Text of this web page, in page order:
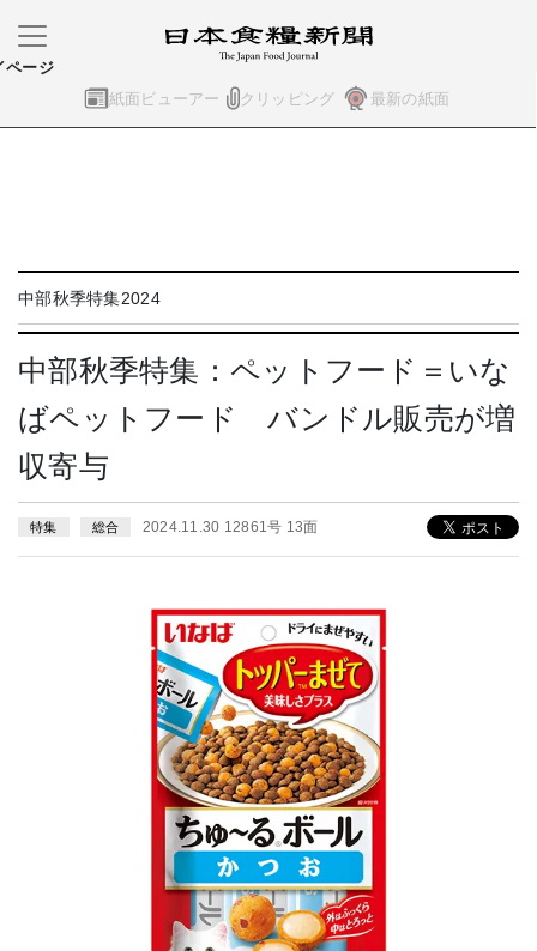
紙面ビューアー クリッピング 最新の紙面
ページ
中部秋季特集2024
中部秋季特集：ペットフード＝いな
ばペットフード バンドル販売が増
収寄与
特集 総合 2024.11.30 12861号 13面